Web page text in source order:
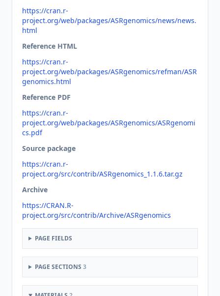
https://cran.r-
project.org/web/packages/ASRgenomics/news/news.
html
Reference HTML
https://cran.r-
project.org/web/packages/ASRgenomics/refman/ASR
genomics.html
Reference PDF
https://cran.r-
project.org/web/packages/ASRgenomics/ASRgenomi
cs.pdf
Source package
https://cran.r-
project.org/src/contrib/ASRgenomics_1.1.6.tar.gz
Archive
https://CRAN.R-
project.org/src/contrib/Archive/ASRgenomics
PAGE FIELDS
PAGE SECTIONS 3